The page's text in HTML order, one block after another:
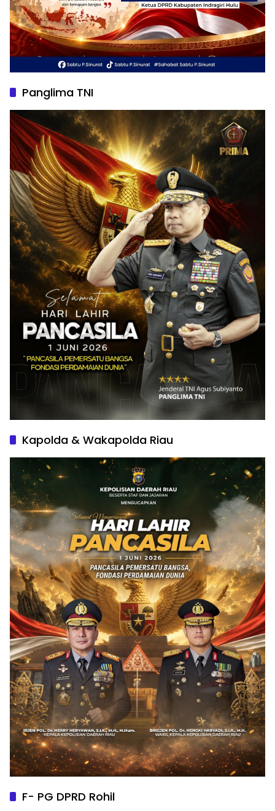
Panglima TNI
Kapolda & Wakapolda Riau
F- PG DPRD Rohil